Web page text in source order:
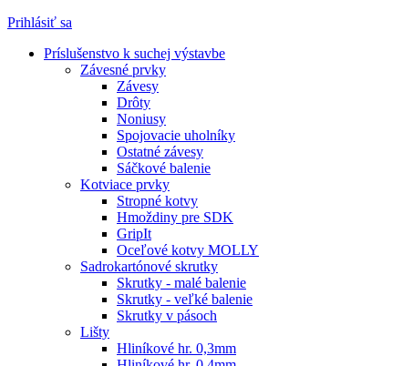
Prihlásiť sa
Príslušenstvo k suchej výstavbe
Závesné prvky
Závesy
Drôty
Noniusy
Spojovacie uholníky
Ostatné závesy
Sáčkové balenie
Kotviace prvky
Stropné kotvy
Hmoždiny pre SDK
GripIt
Oceľové kotvy MOLLY
Sadrokartónové skrutky
Skrutky - malé balenie
Skrutky - veľké balenie
Skrutky v pásoch
Lišty
Hliníkové hr. 0,3mm